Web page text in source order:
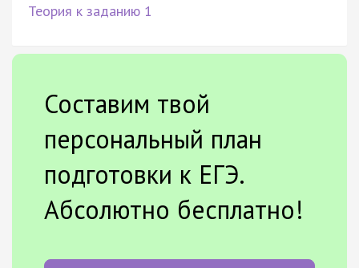
Теория к заданию 1
Составим твой
персональный план
подготовки к ЕГЭ.
Абсолютно бесплатно!